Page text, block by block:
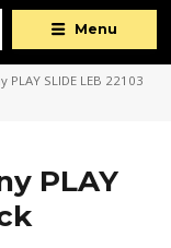
Menu
PLAY SLIDE LEB 22103
PLAY